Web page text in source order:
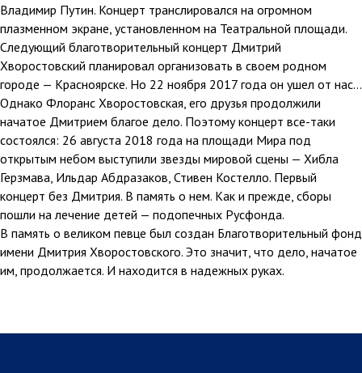
Владимир Путин. Концерт транслировался на огромном
плазменном экране, установленном на Театральной площади.
Следующий благотворительный концерт Дмитрий
Хворостовский планировал организовать в своем родном
городе — Красноярске. Но 22 ноября 2017 года он ушел от нас…
Однако Флоранс Хворостовская, его друзья продолжили
начатое Дмитрием благое дело. Поэтому концерт все-таки
состоялся: 26 августа 2018 года на площади Мира под
открытым небом выступили звезды мировой сцены — Хибла
Герзмава, Ильдар Абдразаков, Стивен Костелло. Первый
концерт без Дмитрия. В память о нем. Как и прежде, сборы
пошли на лечение детей — подопечных Русфонда.
В память о великом певце был создан Благотворительный фонд
имени Дмитрия Хворостовского. Это значит, что дело, начатое
им, продолжается. И находится в надежных руках.